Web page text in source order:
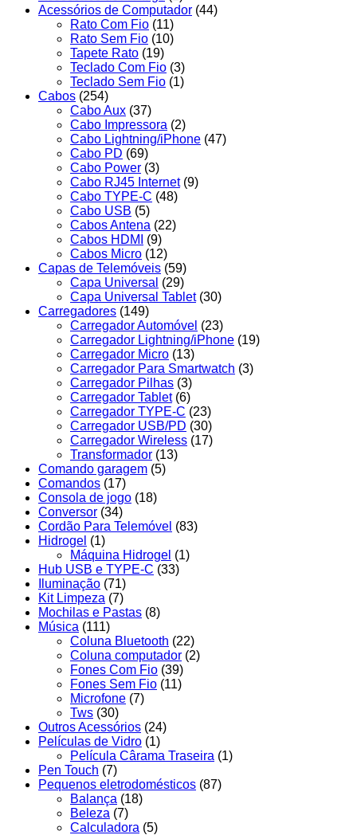
Acessórios de Computador (44)
Rato Com Fio (11)
Rato Sem Fio (10)
Tapete Rato (19)
Teclado Com Fio (3)
Teclado Sem Fio (1)
Cabos (254)
Cabo Aux (37)
Cabo Impressora (2)
Cabo Lightning/iPhone (47)
Cabo PD (69)
Cabo Power (3)
Cabo RJ45 Internet (9)
Cabo TYPE-C (48)
Cabo USB (5)
Cabos Antena (22)
Cabos HDMI
(9)
Cabos Micro (12)
Capas de Telemóveis (59)
Capa Universal (29)
Capa Universal Tablet (30)
Carregadores (149)
Carregador Automóvel (23)
Carregador Lightning/iPhone (19)
Carregador Micro (13)
Carregador Para Smartwatch (3)
Carregador Pilhas (3)
Carregador Tablet (6)
Carregador TYPE-C (23)
Carregador USB/PD (30)
Carregador Wireless (17)
Transformador (13)
Comando garagem (5)
Comandos (17)
Consola de jogo (18)
Conversor (34)
Cordão Para Telemóvel (83)
Hidrogel (1)
Máquina Hidrogel (1)
Hub USB e TYPE-C (33)
Iluminação (71)
Kit Limpeza (7)
Mochilas e Pastas (8)
Música (111)
Coluna Bluetooth (22)
Coluna computador (2)
Fones Com Fio (39)
Fones Sem Fio (11)
Microfone (7)
Tws (30)
Outros Acessórios (24)
Películas de Vidro (1)
Película Cârama Traseira (1)
Pen Touch (7)
Pequenos eletrodomésticos (87)
Balança (18)
Beleza (7)
Calculadora (5)